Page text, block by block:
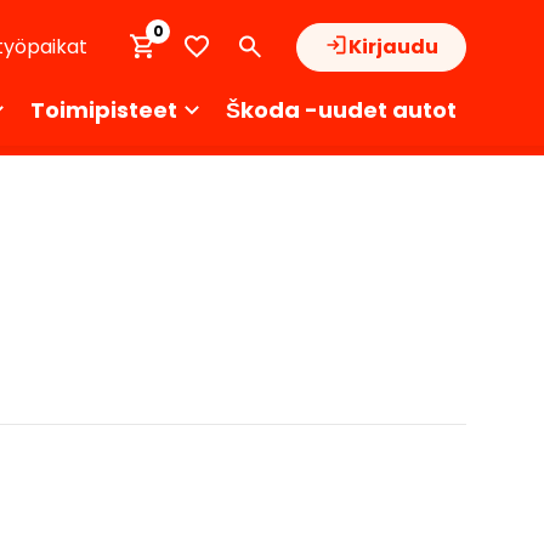
Kirjaudu
0
Toimipisteet Škoda -uudet autot